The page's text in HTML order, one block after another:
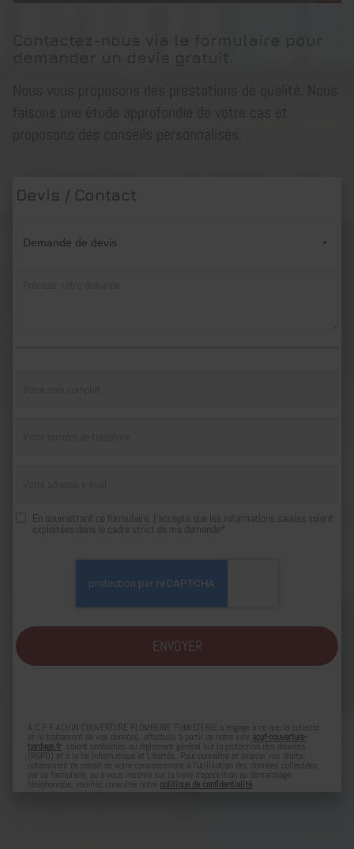
Devis / Contact
En soumettant ce formulaire, j'accepte que les informations saisies soient
exploitées dans le cadre strict de ma demande*
A C P F ACHIN COUVERTURE PLOMBERIE FUMISTERIE s'engage à ce que la collecte
et le traitement de vos données, effectués à partir de notre site acpf-couverture-
bardage.fr , soient conformes au règlement général sur la protection des données
(RGPD) et à la loi Informatique et Libertés. Pour connaître et exercer vos droits,
notamment de retrait de votre consentement à l'utilisation des données collectées
par ce formulaire, ou à vous inscrire sur la liste d'opposition au démarchage
téléphonique, veuillez consulter notre politique de confidentialité